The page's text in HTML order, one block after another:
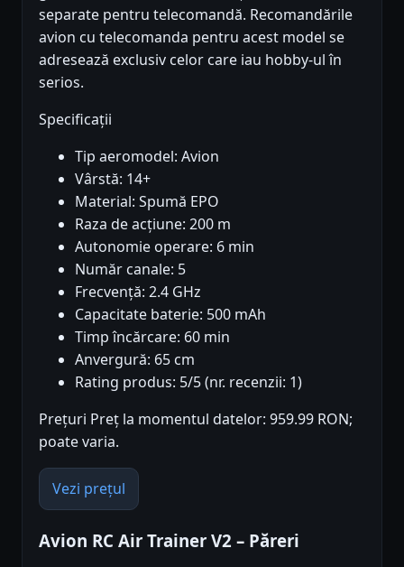
separate pentru telecomandă. Recomandările
avion cu telecomanda pentru acest model se
adresează exclusiv celor care iau hobby-ul în
serios.
Specificații
Tip aeromodel: Avion
Vârstă: 14+
Material: Spumă EPO
Raza de acțiune: 200 m
Autonomie operare: 6 min
Număr canale: 5
Frecvență: 2.4 GHz
Capacitate baterie: 500 mAh
Timp încărcare: 60 min
Anvergură: 65 cm
Rating produs: 5/5 (nr. recenzii: 1)
Prețuri Preț la momentul datelor: 959.99 RON;
poate varia.
Vezi prețul
Avion RC Air Trainer V2 – Păreri